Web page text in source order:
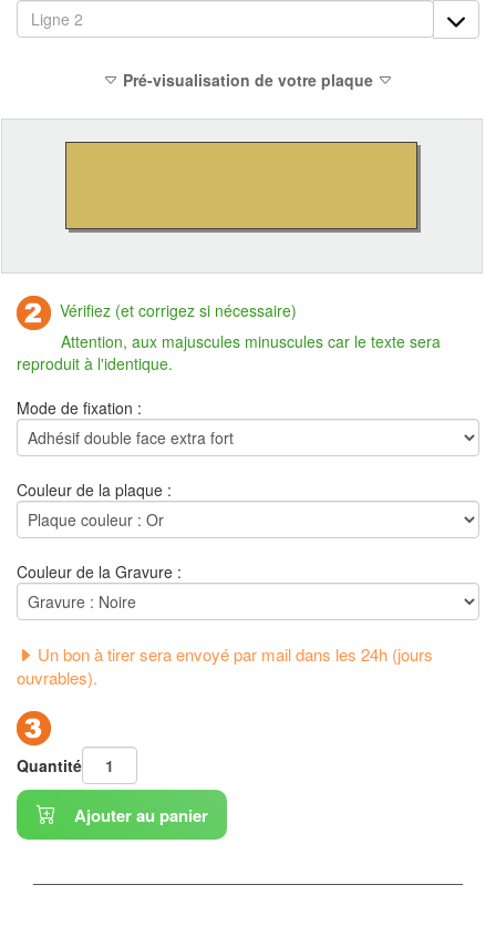
Pré-visualisation de votre plaque
Vérifiez (et corrigez si nécessaire)
Attention, aux majuscules minuscules car le texte sera
reproduit à l'identique.
Mode de fixation :
Couleur de la plaque :
Couleur de la Gravure :
Un bon à tirer sera envoyé par mail dans les 24h (jours
ouvrables).
Quantité
Ajouter au panier